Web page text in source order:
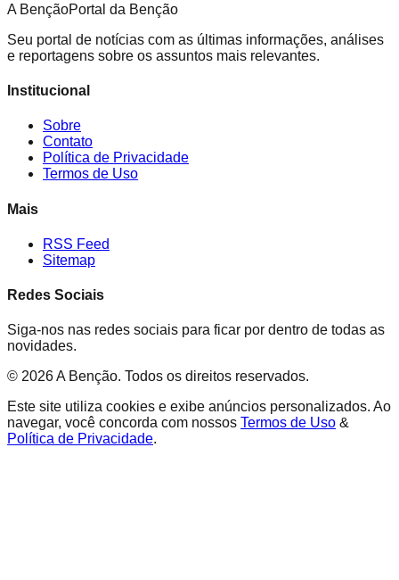
A BençãoPortal da Benção
Seu portal de notícias com as últimas informações, análises
e reportagens sobre os assuntos mais relevantes.
Institucional
Sobre
Contato
Política de Privacidade
Termos de Uso
Mais
RSS Feed
Sitemap
Redes Sociais
Siga-nos nas redes sociais para ficar por dentro de todas as
novidades.
© 2026A Benção. Todos os direitos reservados.
Este site utiliza cookies e exibe anúncios personalizados. Ao
navegar, você concorda com nossos Termos de Uso &
Política de Privacidade.